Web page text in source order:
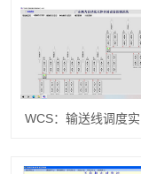
WCS：输送线调度